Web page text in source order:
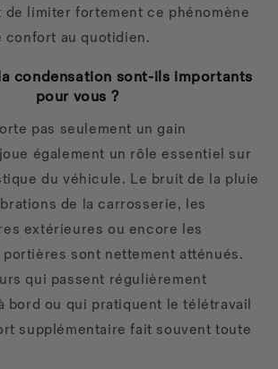
de limiter fortement ce phénomène
confort au quotidien.
condensation sont-ils importants
pour vous ?
pas seulement un gain
également un rôle essentiel sur
du véhicule. Le bruit de la pluie
de la carrosserie, les
extérieures ou encore les
sont nettement atténués.
qui passent régulièrement
bord ou qui pratiquent le télétravail
supplémentaire fait souvent toute